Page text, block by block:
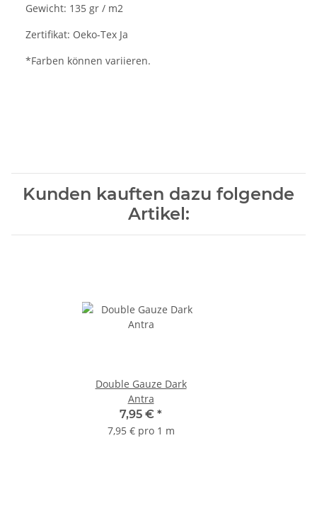
Gewicht: 135 gr / m2
Zertifikat: Oeko-Tex Ja
*Farben können variieren.
Kunden kauften dazu folgende
Artikel:
Double Gauze Dark
Antra
7,95 € *
7,95 € pro 1 m